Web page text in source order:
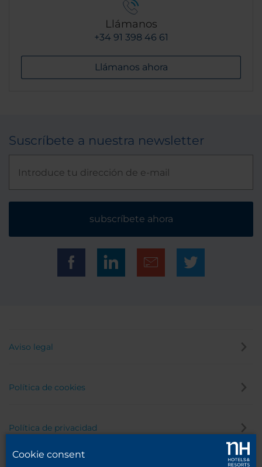
Llámanos
+34 91 398 46 61
Llámanos ahora
Suscríbete a nuestra newsletter
subscríbete ahora
Aviso legal
Política de cookies
Política de privacidad
Cookie consent